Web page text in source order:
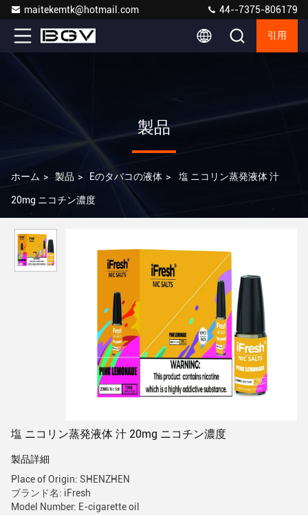
maitekemtk@hotmail.com 44--7375-806179
引用
製品
ホーム > 製品 > Eのタバコの液体 > 塩 ニコリン蒸発液体 汁
20mg ニコチン濃度
塩 ニコリン蒸発液体 汁 20mg ニコチン濃度
製品詳細
Place of Origin: SHENZHEN
ブランド名: iFresh
Model Number: E-cigarette oil